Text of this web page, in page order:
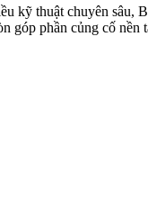
kỹ thuật chuyên sâu,
góp phần củng cố